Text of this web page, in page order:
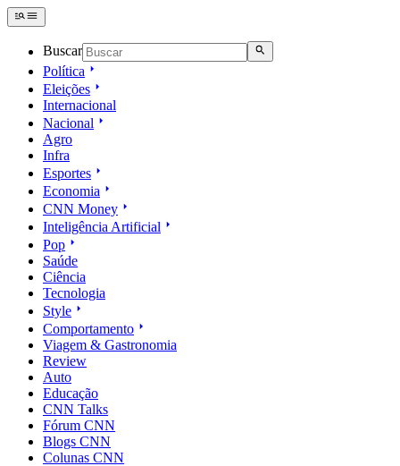
Buscar
Política
Eleições
Internacional
Nacional
Agro
Infra
Esportes
Economia
CNN Money
Inteligência Artificial
Pop
Saúde
Ciência
Tecnologia
Style
Comportamento
Viagem & Gastronomia
Review
Auto
Educação
CNN Talks
Fórum CNN
Blogs CNN
Colunas CNN